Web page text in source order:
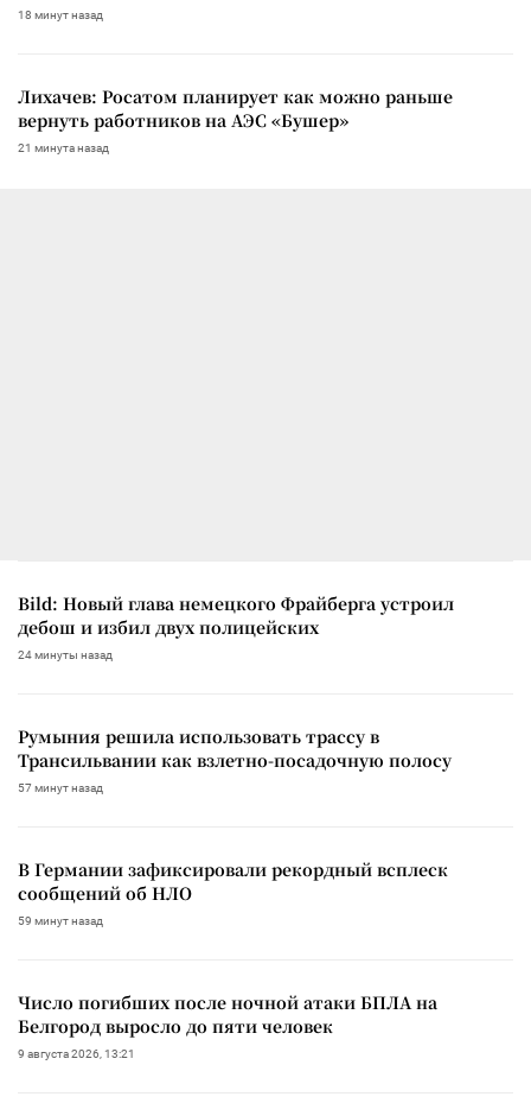
18 минут назад
Лихачев: Росатом планирует как можно раньше
вернуть работников на АЭС «Бушер»
21 минута назад
Bild: Новый глава немецкого Фрайберга устроил
дебош и избил двух полицейских
24 минуты назад
Румыния решила использовать трассу в
Трансильвании как взлетно-посадочную полосу
57 минут назад
В Германии зафиксировали рекордный всплеск
сообщений об НЛО
59 минут назад
Число погибших после ночной атаки БПЛА на
Белгород выросло до пяти человек
9 августа 2026, 13:21